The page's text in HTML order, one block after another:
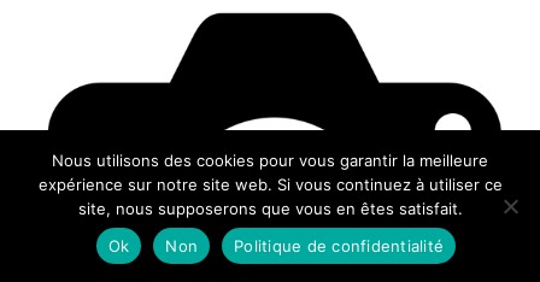
Nous utilisons des cookies pour vous garantir la meilleure
expérience sur notre site web. Si vous continuez à utiliser ce
site, nous supposerons que vous en êtes satisfait.
Ok
Non Politique de confidentialité